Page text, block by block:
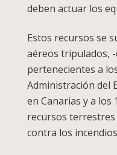
deben actuar los
Estos recursos se
aéreos tripulados,
pertenecientes a
Administración del
en Canarias y a los
recursos
contra los